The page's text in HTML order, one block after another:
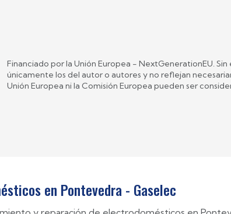
Financiado por la Unión Europea - NextGenerationEU.
únicamente los del autor o autores y no reflejan
Unión Europea ni la Comisión Europea pueden ser
en Pontevedra - Gaselec